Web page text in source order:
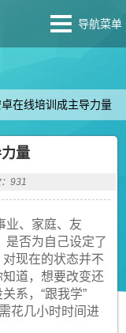
导航菜单
卓在线培训成主导力量
量
931
业、家庭、友
否为自己设定了
现在的状态并不
道，想要改变还
系，“跟我学”
花几小时时间进